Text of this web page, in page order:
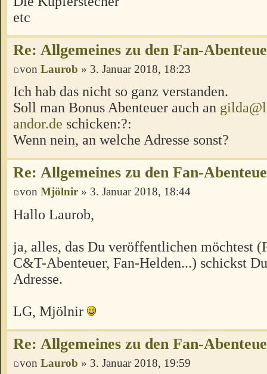
etc
Re: Allgemeines zu den Fan-
von Laurob » 3. Januar 2018, 18:23
Ich hab das nicht so ganz verstanden.
Soll man Bonus Abenteuer auch an
andor.de schicken:?:
Wenn nein, an welche Adresse sonst?
Re: Allgemeines zu den Fan-
von Mjölnir » 3. Januar 2018, 18:44
Hallo Laurob,
ja, alles, das Du veröffentlichen möchtest
C&T-Abenteuer, Fan-Helden...) schickst
Adresse.
LG, Mjölnir
Re: Allgemeines zu den Fan-
von Laurob » 3. Januar 2018, 19:59